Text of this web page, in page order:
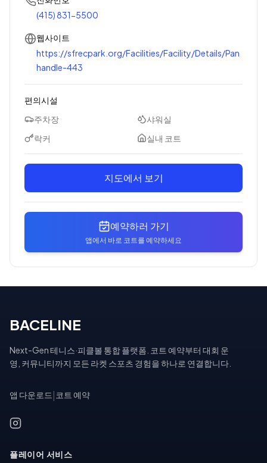
(415) 831-5500
웹사이트
https://sfrecpark.org/Facilities/Facility/Details/Pan
handle-443
편의시설
주차장
샤워실
락커
실내 코트
지도에서 보기
예약하러 가기
앱에서 바로 코트를 예약하세요
BACELINE
Next-Gen 테니스·피클볼 통합 플랫폼. 코트 예약부터 대회 운
영, 커뮤니티까지 모든 라켓 스포츠 경험을 하나로 연결합니다.
앱 다운로드 코트 예약
플레이어 서비스